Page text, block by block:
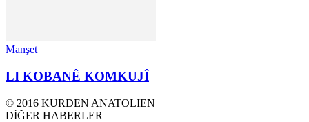
Manşet
LI KOBANÊ KOMKUJÎ
© 2016 KURDEN ANATOLIEN
DİĞER HABERLER